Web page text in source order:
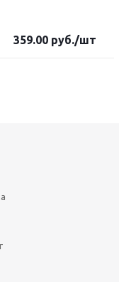
359.00руб./шт